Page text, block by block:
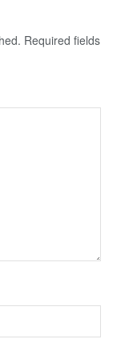
Required fields